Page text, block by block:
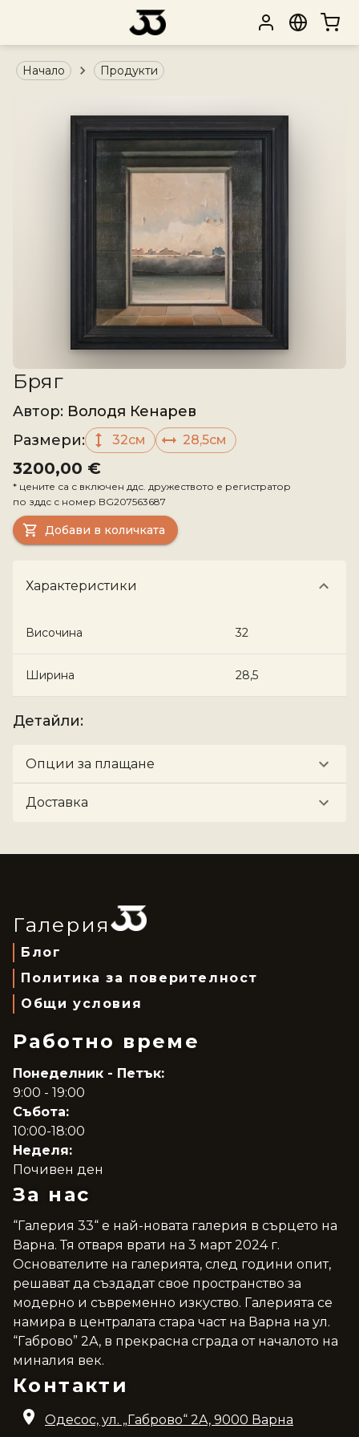
Начало Продукти
Бряг
Aвтор: Володя Кенарев
Размери: 32см 28,5см
3200,00 €
* цените са с включен ддс. дружеството е регистратор
по зддс с номер BG207563687
Добави в количката
Характеристики
Височина 32
Ширина 28,5
Детайли:
Опции за плащане
Доставка
Галерия
Блог
Политика за поверителност
Общи условия
Работно време
Понеделник - Петък:
9:00 - 19:00
Събота:
10:00-18:00
Неделя:
Почивен ден
За нас
“Галерия 33“ е най-новата галерия в сърцето на
Варна. Тя отваря врати на 3 март 2024 г.
Основателите на галерията, след години опит,
решават да създадат свое пространство за
модерно и съвременно изкуство. Галерията се
намира в централата стара част на Варна на ул.
“Габрово” 2А, в прекрасна сграда от началото на
миналия век.
Контакти
Одесос, ул. „Габрово“ 2A, 9000 Варна